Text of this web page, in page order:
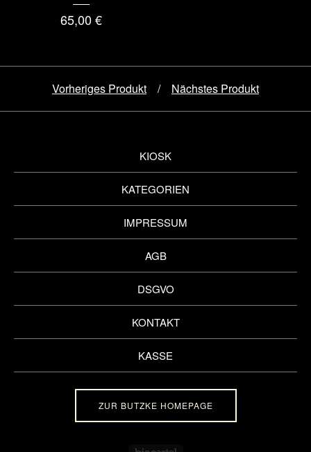
65,00€
Vorheriges Produkt Nächstes Produkt
KIOSK
KATEGORIEN
IMPRESSUM
AGB
DSGVO
KONTAKT
KASSE
ZUR BUTZKE HOMEPAGE